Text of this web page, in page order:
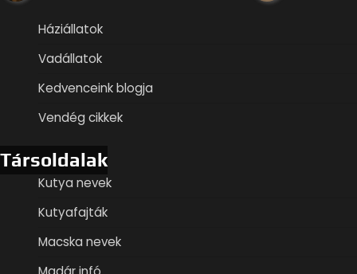
Háziállatok
Vadállatok
Kedvenceink blogja
Vendég cikkek
Társoldalak
Kutya nevek
Kutyafajták
Macska nevek